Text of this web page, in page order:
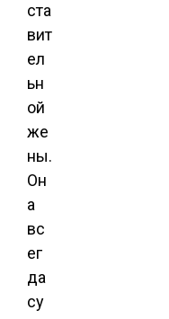
ста
вит
ел
ьн
ой
же
ны.
Он
а
вс
ег
да
су